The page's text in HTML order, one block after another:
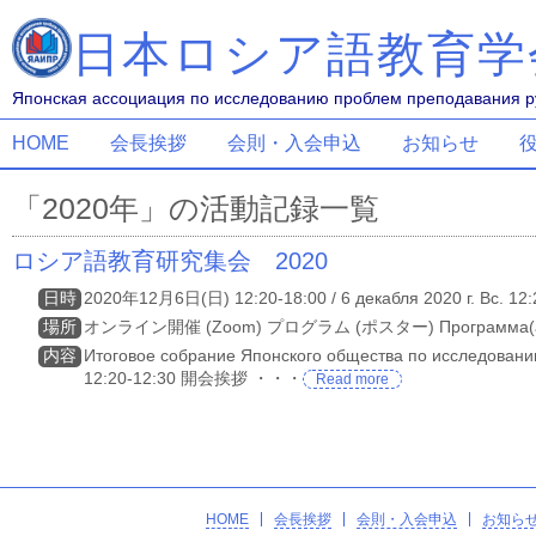
日本ロシア語教育
Японская ассоциация по исследованию проблем преподавания
HOME 会長挨拶 会則・入会申込 お知らせ
「2020年」の活動記録一覧
ロシア語教育研究集会 2020
日時 2020年12月6日(日) 12:20-18:00 / 6 декабля 2020 г. Вс.
場所 オンライン開催 (Zoom) プログラム (ポスター)
内容 Итоговое собрание Японского общества по
12:20-12:30 開会挨拶 ・・・
Read more
HOME 会長挨拶 会則・入会申込 お知ら